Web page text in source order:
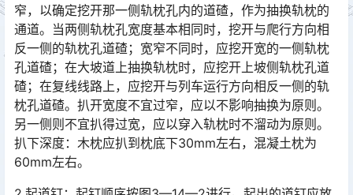
窄，以确定挖开那一侧轨枕孔内的道碴，作为抽换轨枕的
通道。当两侧轨枕孔宽度基本相同时，挖开与爬行方向相
反一侧的轨枕孔道碴；宽窄不同时，应挖开宽的一侧轨枕
孔道碴；在大坡道上抽换轨枕时，应挖开上坡侧轨枕孔道
碴；在复线线路上，应挖开与列车运行方向相反一侧的轨
枕孔道碴。扒开宽度不宜过窄，应以不影响抽换为原则。
另一侧则不宜扒得过宽，应以穿入轨枕时不溜动为原则。
扒下深度：木枕应扒到枕底下30mm左右，混凝土枕为
60mm左右。󠅅󠅃󠄵󠅂󠄪󠇖󠆨󠆨󠇕󠆞󠆒󠅬󠇘󠆭󠆘󠇙󠆝󠅵󠇗󠆭󠆁󠄐󠇗󠅹󠅸󠇖󠆍󠅳󠇖󠅹󠅰󠇖󠆌󠅹